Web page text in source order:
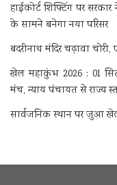
हाईकोर्ट शिफ्टिंग पर
के सामने बनेगा नया परिसर
बदरीनाथ मंदिर चढ़ावा
खेल महाकुंभ 2026 : 01
मंच, न्याय पंचायत से राज्य
सार्वजनिक स्थान पर जुआ